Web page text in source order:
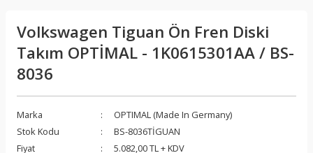
Volkswagen Tiguan Ön Fren Diski
Takım OPTİMAL - 1K0615301AA / BS-
8036
Marka
OPTIMAL (Made In Germany)
Stok Kodu
BS-8036TİGUAN
Fiyat
5.082,00 TL + KDV